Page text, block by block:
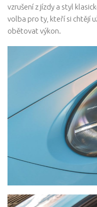
vzrušení z jízdy a styl
volba pro ty, kteří si chtějí
obětovat výkon.